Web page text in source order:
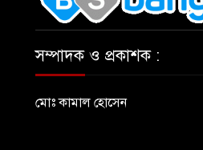
সম্পাদক ও প্রকাশক :
মোঃ কামাল হোসেন